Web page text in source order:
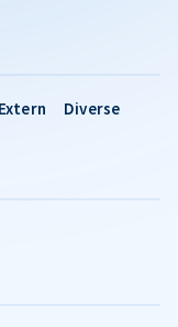
Extern Diverse